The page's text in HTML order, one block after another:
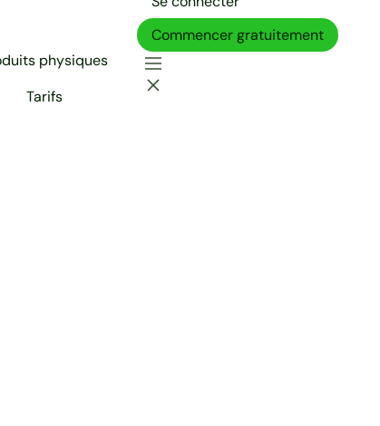
physiques
Commencer gratuitement
Tarifs